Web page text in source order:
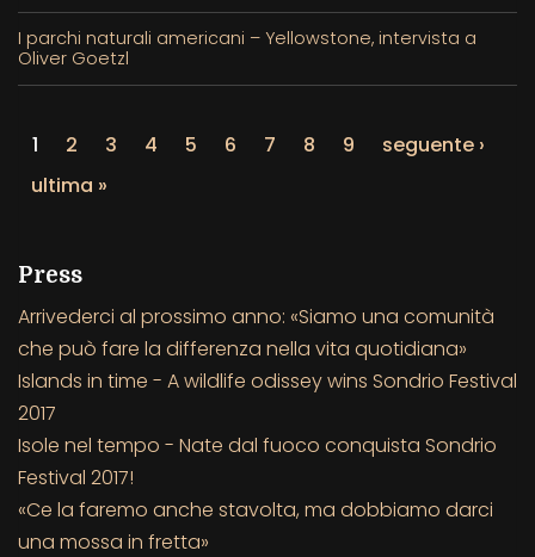
I parchi naturali americani – Yellowstone, intervista a
Oliver Goetzl
1 2 3 4 5 6 7 8 9
seguente ›
ultima »
Press
Arrivederci al prossimo anno: «Siamo una comunità
che può fare la differenza nella vita quotidiana»
Islands in time - A wildlife odissey wins Sondrio Festival
2017
Isole nel tempo - Nate dal fuoco conquista Sondrio
Festival 2017!
«Ce la faremo anche stavolta, ma dobbiamo darci
una mossa in fretta»